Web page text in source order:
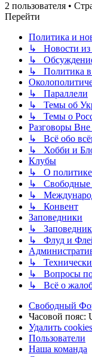
2 пользователя •
Перейти
Политика и
↳ Новости
↳
↳ Политика в
↳ Параллели
↳ Темы об
↳ Темы о
Разговоры
↳ Всё обо
↳ Хобби и
Клубы
↳ О политике
↳ Свободные
↳
↳ Конвент
Заповедники
↳ Заповедник
↳ Флуд и
↳
↳ Вопросы
↳ Всё о
Свободный
Часовой пояс:
Удалить cookies
Пользователи
Наша команда